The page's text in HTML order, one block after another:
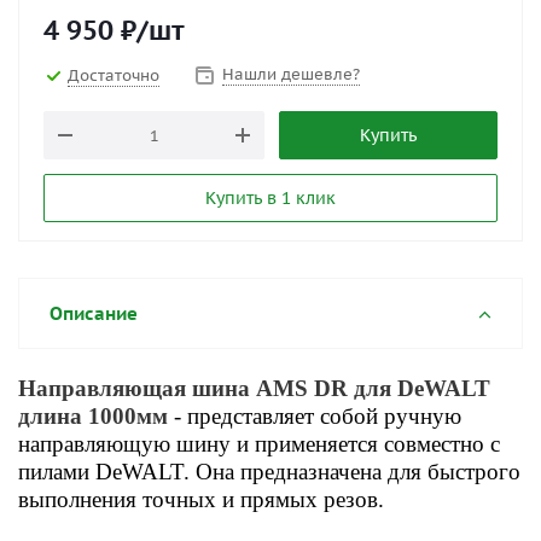
4 950 ₽/шт
Достаточно Нашли дешевле?
Купить
Купить в 1 клик
Описание
Направляющая шина AMS DR для DeWALT
длина 1000мм - представляет собой ручную
направляющую шину и применяется совместно с
пилами DeWALT. Она предназначена для быстрого
выполнения точных и прямых резов.